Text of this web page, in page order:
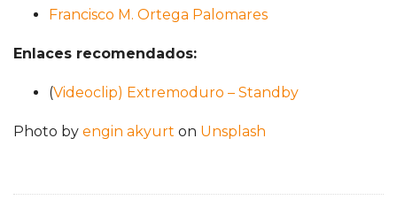
Francisco M. Ortega Palomares
Enlaces recomendados:
(Videoclip) Extremoduro – Standby
Photo by engin akyurt on Unsplash